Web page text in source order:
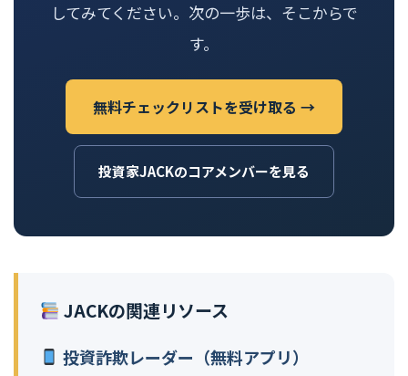
してみてください。次の一歩は、そこからで
す。
無料チェックリストを受け取る →
投資家JACKのコアメンバーを見る
JACKの関連リソース
投資詐欺レーダー（無料アプリ）